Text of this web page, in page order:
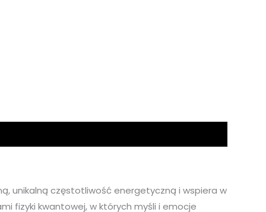
unikalną częstotliwość energetyczną i wspiera w
fizyki kwantowej, w których myśli i emocje